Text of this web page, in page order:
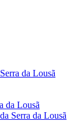
da Lousã
da Lousã
Serra da Lousã